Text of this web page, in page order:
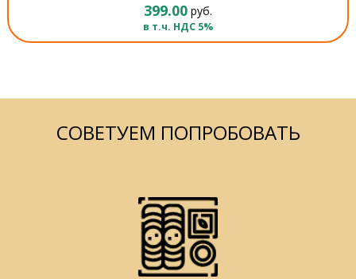
399.00руб.
в т.ч. НДС 5%
СОВЕТУЕМ ПОПРОБОВАТЬ